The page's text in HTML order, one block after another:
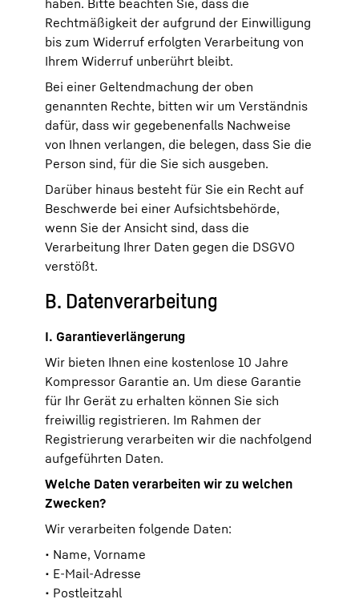
haben. Bitte beachten Sie, dass die
Rechtmäßigkeit der aufgrund der Einwilligung
bis zum Widerruf erfolgten Verarbeitung von
Ihrem Widerruf unberührt bleibt.
Bei einer Geltendmachung der oben
genannten Rechte, bitten wir um Verständnis
dafür, dass wir gegebenenfalls Nachweise
von Ihnen verlangen, die belegen, dass Sie die
Person sind, für die Sie sich ausgeben.
Darüber hinaus besteht für Sie ein Recht auf
Beschwerde bei einer Aufsichtsbehörde,
wenn Sie der Ansicht sind, dass die
Verarbeitung Ihrer Daten gegen die DSGVO
verstößt.
B. Datenverarbeitung
I. Garantieverlängerung
Wir bieten Ihnen eine kostenlose 10 Jahre
Kompressor Garantie an. Um diese Garantie
für Ihr Gerät zu erhalten können Sie sich
freiwillig registrieren. Im Rahmen der
Registrierung verarbeiten wir die nachfolgend
aufgeführten Daten.
Welche Daten verarbeiten wir zu welchen
Zwecken?
Wir verarbeiten folgende Daten:
• Name, Vorname
• E-Mail-Adresse
• Postleitzahl